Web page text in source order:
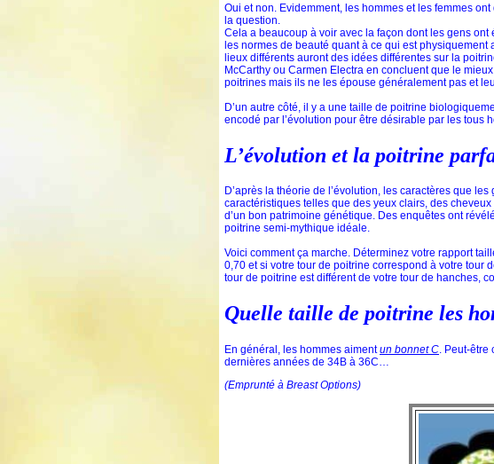
Oui et non. Evidemment, les hommes et les femmes
la question.
Cela a beaucoup à voir avec la façon dont les gens ont
les normes de beauté quant à ce qui est
lieux différents auront des idées différentes sur la
McCarthy ou Carmen Electra en concluent que le
poitrines mais ils ne les épouse généralement pas et
D’un autre côté, il y a une taille de poitrine
encodé par l’évolution pour être désirable par les tous
L’évolution et la poitrine
D’après la théorie de l’évolution, les caractères que
caractéristiques telles que des yeux clairs, des
d’un bon patrimoine génétique. Des enquêtes ont
poitrine semi-mythique idéale.
Voici comment ça marche. Déterminez votre rapport
0,70 et si votre tour de poitrine correspond à votre tour
tour de poitrine est différent de votre tour de hanches,
Quelle taille de poitrine les
En général, les hommes aimentun bonnet C. Peut-être
dernières années de 34B à 36C…
(Emprunté à Breast Options)